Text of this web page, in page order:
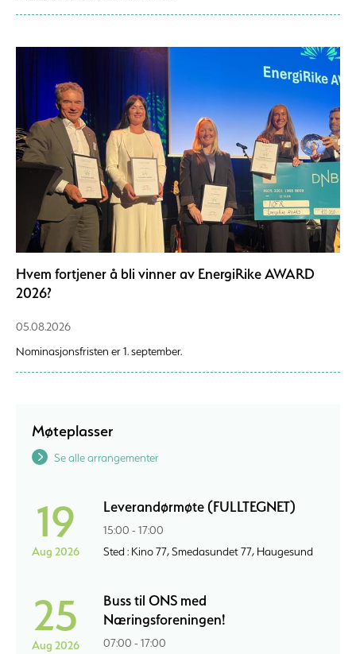
Hvem fortjener å bli vinner av EnergiRike AWARD
2026?
05.08.2026
Nominasjonsfristen er 1. september.
Møteplasser
Se alle arrangementer
19
Aug 2026
Leverandørmøte (FULLTEGNET)
15:00 - 17:00
Sted : Kino 77, Smedasundet 77, Haugesund
25
Aug 2026
Buss til ONS med
Næringsforeningen!
07:00 - 17:00